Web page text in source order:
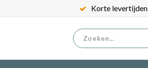
Gratis verzenden